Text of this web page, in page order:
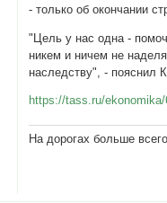
- только об окончании
"Цель у нас одна -
никем и ничем не
наследству", - пояснил
https://tass.ru/ekonomika/
На дорогах больше